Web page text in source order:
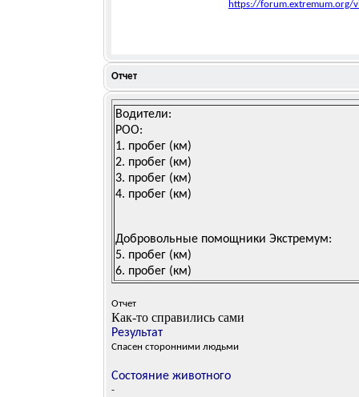
https://forum.extremum.org/
Отчет
Водители:
РОО:
1. пробег (км)
2. пробег (км)
3. пробег (км)
4. пробег (км)
Добровольные помощники Экстремум:
5. пробег (км)
6. пробег (км)
Отчет
Как-то справились сами
Результат
Cпасен сторонними людьми
Состояние животного
-